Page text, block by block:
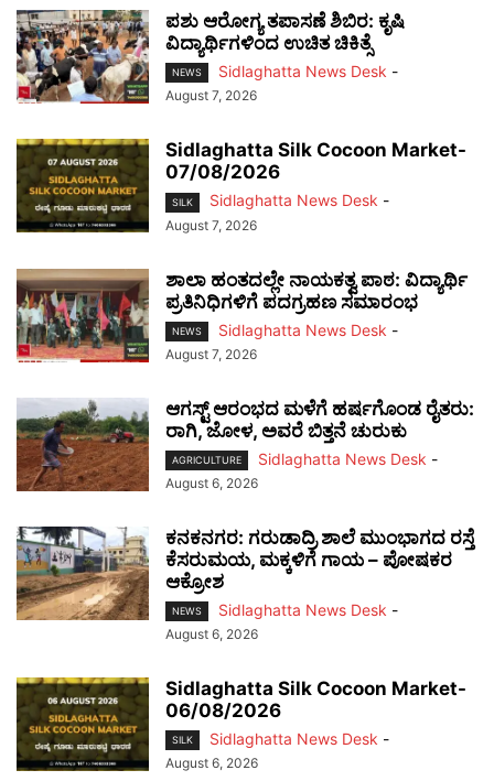
ಪಶು ಆರೋಗ್ಯ ತಪಾಸಣೆ ಶಿಬಿರ: ಕೃಷಿ
ವಿದ್ಯಾರ್ಥಿಗಳಿಂದ ಉಚಿತ ಚಿಕಿತ್ಸೆ
NEWS Sidlaghatta News Desk -
August 7, 2026
Sidlaghatta Silk Cocoon Market-
07/08/2026
SILK Sidlaghatta News Desk -
August 7, 2026
ಶಾಲಾ ಹಂತದಲ್ಲೇ ನಾಯಕತ್ವ ಪಾಠ: ವಿದ್ಯಾರ್ಥಿ
ಪ್ರತಿನಿಧಿಗಳಿಗೆ ಪದಗ್ರಹಣ ಸಮಾರಂಭ
NEWS Sidlaghatta News Desk -
August 7, 2026
ಆಗಸ್ಟ್ ಆರಂಭದ ಮಳೆಗೆ ಹರ್ಷಗೊಂಡ ರೈತರು:
ರಾಗಿ, ಜೋಳ, ಅವರೆ ಬಿತ್ತನೆ ಚುರುಕು
AGRICULTURE Sidlaghatta News Desk -
August 6, 2026
ಕನಕನಗರ: ಗರುಡಾದ್ರಿ ಶಾಲೆ ಮುಂಭಾಗದ ರಸ್ತೆ
ಕೆಸರುಮಯ, ಮಕ್ಕಳಿಗೆ ಗಾಯ – ಪೋಷಕರ
ಆಕ್ರೋಶ
NEWS Sidlaghatta News Desk -
August 6, 2026
Sidlaghatta Silk Cocoon Market-
06/08/2026
SILK Sidlaghatta News Desk -
August 6, 2026